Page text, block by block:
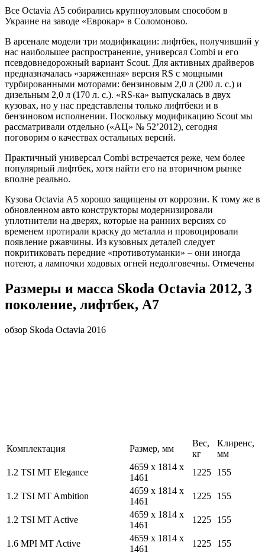
Все Octavia А5 собирались крупноузловым способом в
Украине на заводе «Еврокар» в Соломоново.
В арсенале модели три модификации: лифтбек, получивший у
нас наибольшее распространение, универсал Combi и его
псевдовнедорожный вариант Scout. Для активных драйверов
предназначалась «заряженная» версия RS с мощными
турбированными моторами: бензиновым 2,0 л (200 л. с.) и
дизельным 2,0 л (170 л. с.). «RS-ка» выпускалась в двух
кузовах, но у нас представлены только лифтбеки и в
бензиновом исполнении. Поскольку модификацию Scout мы
рассматривали отдельно («АЦ» № 52’2012), сегодня
поговорим о качествах остальных версий.
Практичный универсал Combi встречается реже, чем более
популярный лифтбек, хотя найти его на вторичном рынке
вполне реально.
Кузова Octavia А5 хорошо защищены от коррозии. К тому же в
обновленном авто конструкторы модернизировали
уплотнители на дверях, которые на ранних версиях со
временем протирали краску до металла и провоцировали
появление ржавчины. Из кузовных деталей следует
покритиковать передние «противотуманки» – они иногда
потеют, а лампочки ходовых огней недолговечны. Отмечены
Размеры и масса Skoda Octavia 2012, 3
поколение, лифтбек, A7
обзор Skoda Octavia 2016
Комплектация Размер, мм
Вес,
кг
Клиренс,
мм
1.2 TSI MT Elegance
4659 x 1814 x
1461
1225 155
1.2 TSI MT Ambition
4659 x 1814 x
1461
1225 155
1.2 TSI MT Active
4659 x 1814 x
1461
1225 155
1.6 MPI MT Active
4659 x 1814 x
1461
1225 155